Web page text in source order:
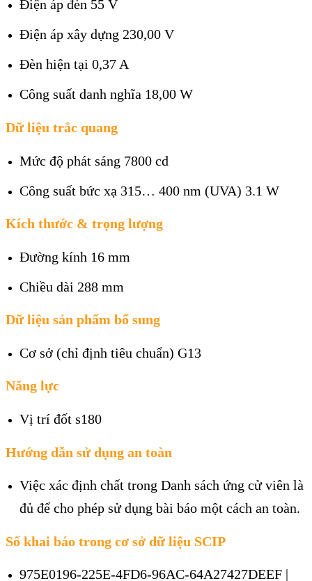
Điện áp đèn 55 V
Điện áp xây dựng 230,00 V
Đèn hiện tại 0,37 A
Công suất danh nghĩa 18,00 W
Dữ liệu trắc quang
Mức độ phát sáng 7800 cd
Công suất bức xạ 315… 400 nm (UVA) 3.1 W
Kích thước & trọng lượng
Đường kính 16 mm
Chiều dài 288 mm
Dữ liệu sản phẩm bổ sung
Cơ sở (chỉ định tiêu chuẩn) G13
Năng lực
Vị trí đốt s180
Hướng dẫn sử dụng an toàn
Việc xác định chất trong Danh sách ứng cử viên là
đủ để cho phép sử dụng bài báo một cách an toàn.
Số khai báo trong cơ sở dữ liệu SCIP
975E0196-225E-4FD6-96AC-64A27427DEEF |